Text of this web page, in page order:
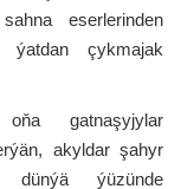
eserlerinden
ýatdan çykmajak
gatnaşyjylar
akyldar şahyr
dünýä ýüzünde